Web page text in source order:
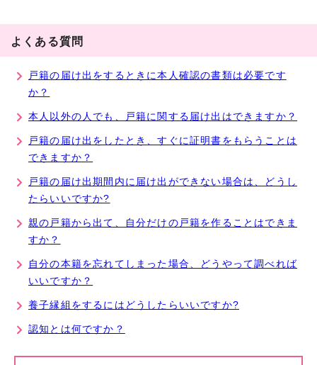
よくある質問
戸籍の届け出をするときに本人確認の書類は必要です
か？
本人以外の人でも、戸籍に関する届け出はできますか？
戸籍の届け出をしたとき、すぐに証明書をもらうことは
できますか？
戸籍の届け出期間内に届け出ができない場合は、どうし
たらいいですか?
親の戸籍から出て、自分だけの戸籍を作ることはできま
すか？
自分の本籍を忘れてしまった場合、どうやって調べれば
いいですか？
養子縁組をするにはどうしたらいいですか?
認知とは何ですか？